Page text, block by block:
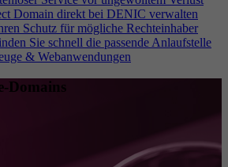
Domain direkt bei DENIC verwalten
Schutz für mögliche Rechteinhaber
Sie schnell die passende Anlaufstelle
& Webanwendungen
Domains